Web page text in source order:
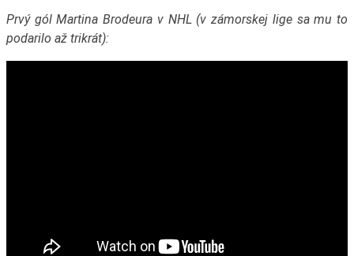
Prvý gól Martina Brodeura v NHL (v zámorskej lige sa mu to
podarilo až trikrát):